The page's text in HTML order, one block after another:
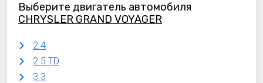
Выберите двигатель автомобиля
CHRYSLER GRAND VOYAGER
2.4
2.5 TD
3.3